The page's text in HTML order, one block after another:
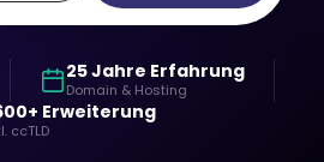
25 Jahre Erfahrung
Domain & Hosting
Erweiterung
ccTLD